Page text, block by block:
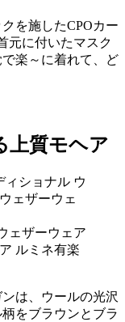
を施したCPOカー
元に付いたマスク
楽～に着れて、ど
上質モヘア
ェザーウェア
ルミネ有楽
は、ウールの光沢
をブラウンとブラ